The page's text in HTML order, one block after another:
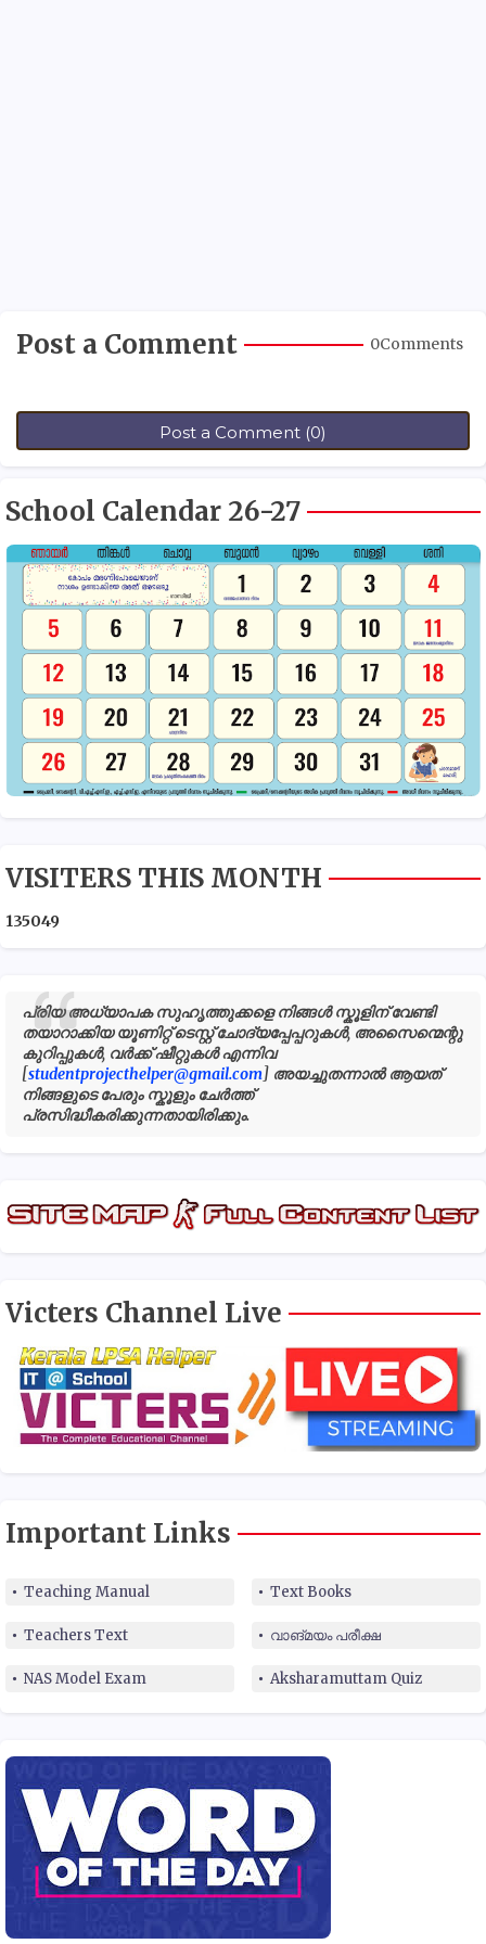
Post a Comment 0Comments
Post a Comment (0)
School Calendar 26-27
VISITERS THIS MONTH
135049
പ്രിയ അധ്യാപക സുഹൃത്തുക്കളെ നിങ്ങൾ സ്കൂളിന് വേണ്ടി
തയാറാക്കിയ യൂണിറ്റ് ടെസ്റ്റ് ചോദ്യപ്പേപ്പറുകൾ, അസൈന്മെന്റു
കുറിപ്പുകൾ, വർക്ക് ഷീറ്റുകൾ എന്നിവ
[studentprojecthelper@gmail.com] അയച്ചുതന്നാൽ ആയത്
നിങ്ങളുടെ പേരും സ്കൂളും ചേർത്ത്
പ്രസിദ്ധീകരിക്കുന്നതായിരിക്കും.
Victers Channel Live
Important Links
Teaching Manual Text Books
Teachers Text വാങ്മയം പരീക്ഷ
NAS Model Exam Aksharamuttam Quiz